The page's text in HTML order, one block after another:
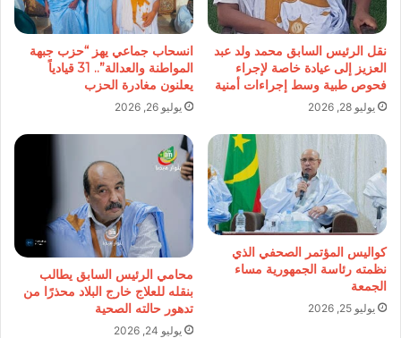
نقل الرئيس السابق محمد ولد عبد
العزيز إلى عيادة خاصة لإجراء
فحوص طبية وسط إجراءات أمنية
يوليو 28, 2026
انسحاب جماعي يهز “حزب جبهة
المواطنة والعدالة”.. 31 قيادياً
يعلنون مغادرة الحزب
يوليو 26, 2026
كواليس المؤتمر الصحفي الذي
نظمته رئاسة الجمهورية مساء
الجمعة
يوليو 25, 2026
محامي الرئيس السابق يطالب
بنقله للعلاج خارج البلاد محذرًا من
تدهور حالته الصحية
يوليو 24, 2026